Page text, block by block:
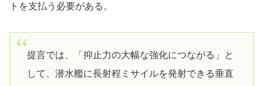
トを支払う必要がある。
提言では、「抑止力の大幅な強化につながる」と
して、潜水艦に長射程ミサイルを発射できる垂直